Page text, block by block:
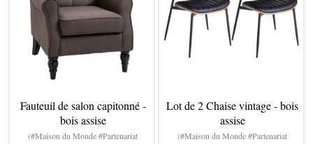
Fauteuil de salon capitonné -
bois assise
(#Maison du Monde #Partenariat
Lot de 2 Chaise vintage - bois
assise
(#Maison du Monde #Partenariat